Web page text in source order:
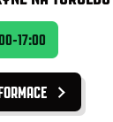
17:00